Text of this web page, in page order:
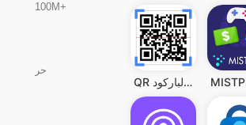
100M+
حر
QR قارئ رمز & قارئ الباركود